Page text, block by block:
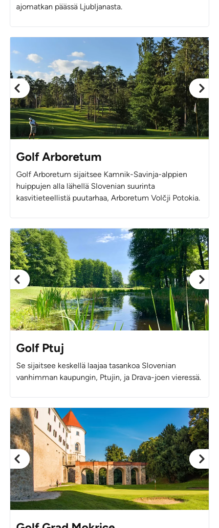
ajomatkan päässä Ljubljanasta.
Golf Arboretum
Golf Arboretum sijaitsee Kamnik-Savinja-alppien
huippujen alla lähellä Slovenian suurinta
kasvitieteellistä puutarhaa, Arboretum Volčji Potokia.
Golf Ptuj
Se sijaitsee keskellä laajaa tasankoa Slovenian
vanhimman kaupungin, Ptujin, ja Drava-joen vieressä.